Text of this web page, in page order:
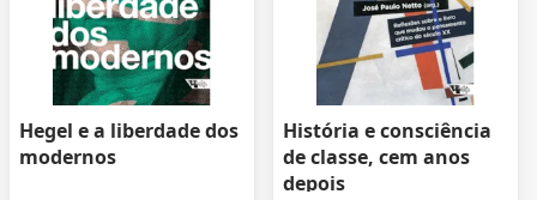
Hegel e a liberdade dos
modernos
História e consciência
de classe, cem anos
depois